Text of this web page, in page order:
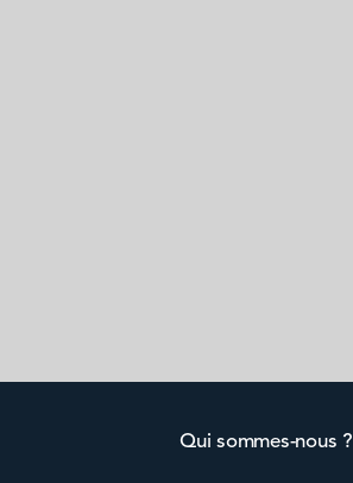
Qui sommes-nous ?